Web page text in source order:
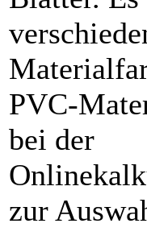
PVC-
bei der
zur